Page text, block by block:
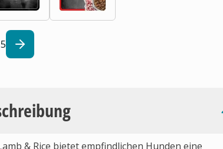
5
& Rice bietet empfindlichen Hunden eine